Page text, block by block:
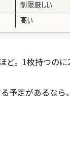
ど。1枚持つの
予定があるな